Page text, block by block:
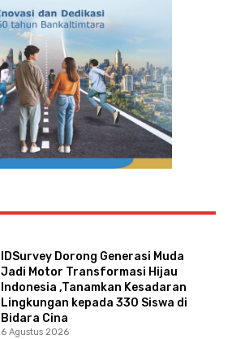
IDSurvey Dorong Generasi Muda
Jadi Motor Transformasi Hijau
Indonesia ,Tanamkan Kesadaran
Lingkungan kepada 330 Siswa di
Bidara Cina
6 Agustus 2026